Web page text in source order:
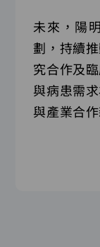
未來，陽
劃，持續
究合作及
與病患需
與產業合作